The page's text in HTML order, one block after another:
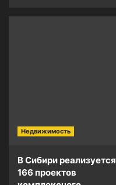
Недвижимость
В Сибири реализуется
166 проектов